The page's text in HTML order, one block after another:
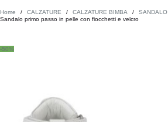
Home / CALZATURE / CALZATURE BIMBA /
Sandalo primo passo in pelle con fiocchetti e velcro
-50%